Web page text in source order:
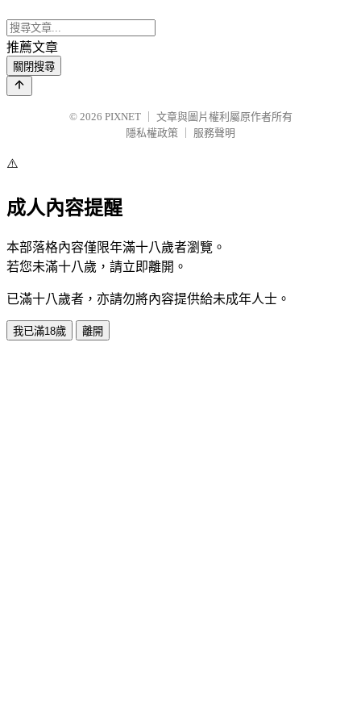
推薦文章
關閉搜尋
© 2026 PIXNET
文章與圖片權利屬原作者所有
隱私權政策
服務聲明
⚠️
成人內容提醒
本部落格內容僅限年滿十八歲者瀏覽。
若您未滿十八歲，請立即離開。
已滿十八歲者，亦請勿將內容提供給未成年人士。
我已滿18歲 離開